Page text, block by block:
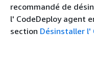
recommandé de
l' CodeDeploy agent
section Désinstaller l'